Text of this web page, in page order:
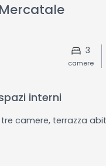
3
camere
interni
camere, terrazza